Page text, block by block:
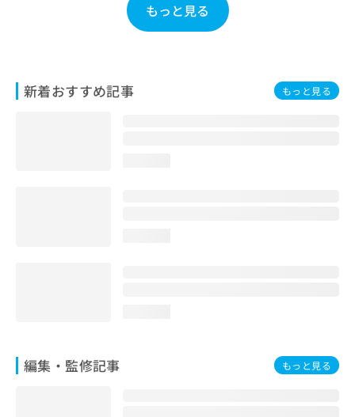
もっと見る
新着おすすめ記事 もっと見る
編集・監修記事 もっと見る
せ